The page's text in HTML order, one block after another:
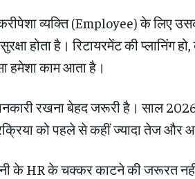
व्यक्ति (Employee) के लिए
होता है। रिटायरमेंट की प्लानिंग हो,
हमेशा काम आता है।
रखना बेहद जरूरी है। साल
को पहले से कहीं ज्यादा तेज और
के HR के चक्कर काटने की जरूरत